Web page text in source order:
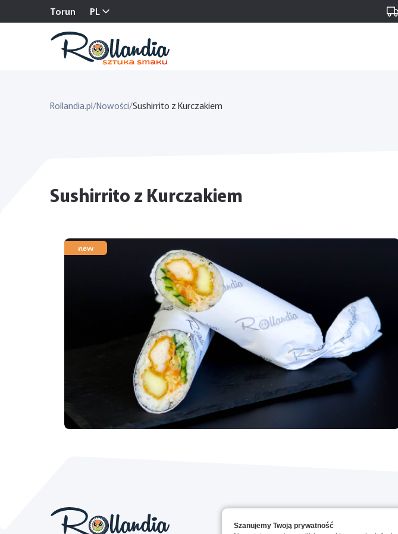
Torun PL
Rollandia.pl/Nowości/Sushirrito z Kurczakiem
Sushirrito z Kurczakiem
new
Szanujemy Twoją prywatność